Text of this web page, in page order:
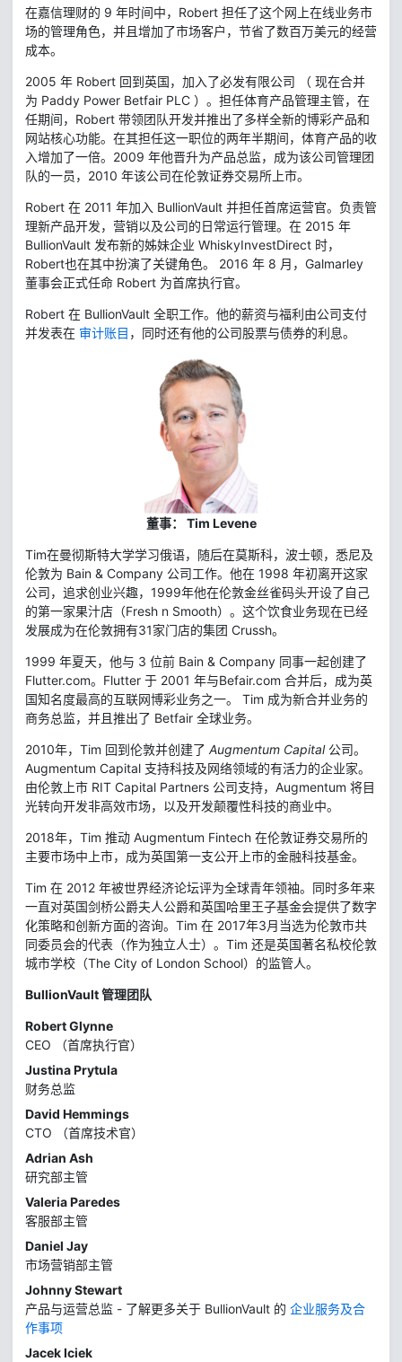
在嘉信理财的 9 年时间中，Robert 担任了这个网上在线业务市
场的管理角色，并且增加了市场客户，节省了数百万美元的经营
成本。
2005 年 Robert 回到英国，加入了必发有限公司 （ 现在合并
为 Paddy Power Betfair PLC ）。担任体育产品管理主管，在
任期间，Robert 带领团队开发并推出了多样全新的博彩产品和
网站核心功能。在其担任这一职位的两年半期间，体育产品的收
入增加了一倍。2009 年他晋升为产品总监，成为该公司管理团
队的一员，2010 年该公司在伦敦证券交易所上市。
Robert 在 2011 年加入 BullionVault 并担任首席运营官。负责管
理新产品开发，营销以及公司的日常运行管理。在 2015 年
BullionVault 发布新的姊妹企业 WhiskyInvestDirect 时，
Robert也在其中扮演了关键角色。 2016 年 8 月，Galmarley
董事会正式任命 Robert 为首席执行官。
Robert 在 BullionVault 全职工作。他的薪资与福利由公司支付
并发表在 审计账目 ，同时还有他的公司股票与债券的利息。
董事： Tim Levene
Tim在曼彻斯特大学学习俄语，随后在莫斯科，波士顿，悉尼及
伦敦为 Bain & Company 公司工作。他在 1998 年初离开这家
公司，追求创业兴趣，1999年他在伦敦金丝雀码头开设了自己
的第一家果汁店（Fresh n Smooth）。这个饮食业务现在已经
发展成为在伦敦拥有31家门店的集团 Crussh。
1999 年夏天，他与 3 位前 Bain & Company 同事一起创建了
Flutter.com。Flutter 于 2001 年与Befair.com 合并后，成为英
国知名度最高的互联网博彩业务之一。 Tim 成为新合并业务的
商务总监，并且推出了 Betfair 全球业务。
2010年，Tim 回到伦敦并创建了 Augmentum Capital公司。
Augmentum Capital 支持科技及网络领域的有活力的企业家。
由伦敦上市 RIT Capital Partners 公司支持，Augmentum 将目
光转向开发非高效市场，以及开发颠覆性科技的商业中。
2018年，Tim 推动 Augmentum Fintech 在伦敦证券交易所的
主要市场中上市，成为英国第一支公开上市的金融科技基金。
Tim 在 2012 年被世界经济论坛评为全球青年领袖。同时多年来
一直对英国剑桥公爵夫人公爵和英国哈里王子基金会提供了数字
化策略和创新方面的咨询。Tim 在 2017年3月当选为伦敦市共
同委员会的代表（作为独立人士）。Tim 还是英国著名私校伦敦
城市学校（The City of London School）的监管人。
BullionVault 管理团队
Robert Glynne
CEO （首席执行官）
Justina Prytula
财务总监
David Hemmings
CTO （首席技术官）
Adrian Ash
研究部主管
Valeria Paredes
客服部主管
Daniel Jay
市场营销部主管
Johnny Stewart
产品与运营总监 - 了解更多关于 BullionVault 的 企业服务及合
作事项
Jacek Iciek